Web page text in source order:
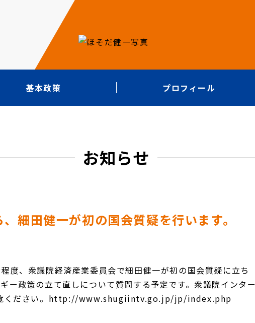
基本政策 プロフィール
お知らせ
細田健一が初の国会質疑を行います。
、衆議院経済産業委員会で細田健一が初の国会質疑に立ち
ー政策の立て直しについて質問する予定です。衆議院インター
覧ください。http://www.shugiintv.go.jp/jp/index.php